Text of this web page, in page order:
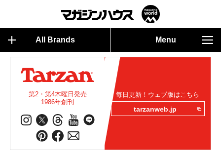
All Brands Menu
第2・第4木曜日発売
1986年創刊
毎日更新！ウェブ版はこちら
tarzanweb.jp